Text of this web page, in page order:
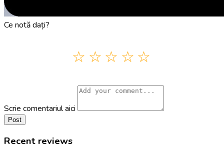
Ce notă dați?
Scrie comentariul aici
Post
Recent reviews